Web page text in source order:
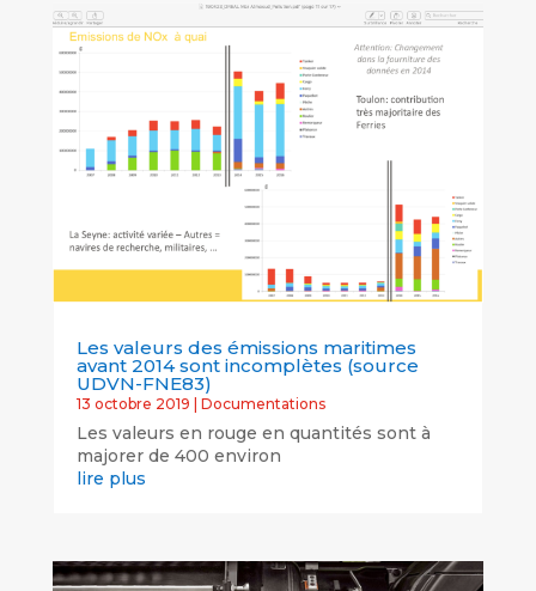
Les valeurs des émissions maritimes
avant 2014 sont incomplètes (source
UDVN-FNE83)
13 octobre 2019 | Documentations
Les valeurs en rouge en quantités sont à
majorer de 400 environ
lire plus